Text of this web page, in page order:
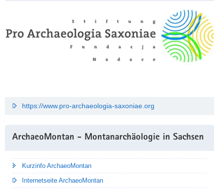
https://www.pro-archaeologia-saxoniae.org
ArchaeoMontan - Montanarchäologie in Sachsen
Kurzinfo ArchaeoMontan
Internetseite ArchaeoMontan